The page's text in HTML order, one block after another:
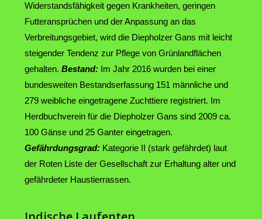
Widerstandsfähigkeit gegen Krankheiten, geringen
Futteransprüchen und der Anpassung an das
Verbreitungsgebiet, wird die Diepholzer Gans mit leicht
steigender Tendenz zur Pflege von Grünlandflächen
gehalten.Bestand: Im Jahr 2016 wurden bei einer
bundesweiten Bestandserfassung 151 männliche und
279 weibliche eingetragene Zuchttiere registriert. Im
Herdbuchverein für die Diepholzer Gans sind 2009 ca.
100 Gänse und 25 Ganter eingetragen.
Gefährdungsgrad: Kategorie II (stark gefährdet) laut
der Roten Liste der Gesellschaft zur Erhaltung alter und
gefährdeter Haustierrassen.